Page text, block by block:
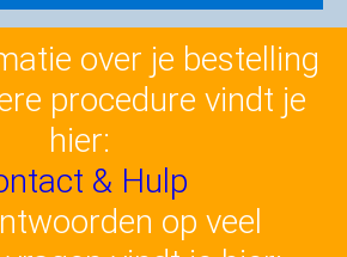
over je bestelling
procedure vindt je
hier:
& Hulp
op veel